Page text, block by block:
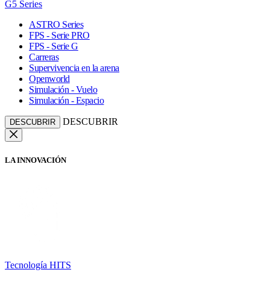
G5 Series
ASTRO Series
FPS - Serie PRO
FPS - Serie G
Carreras
Supervivencia en la arena
Openworld
Simulación - Vuelo
Simulación - Espacio
DESCUBRIR DESCUBRIR
LA INNOVACIÓN
Tecnología HITS